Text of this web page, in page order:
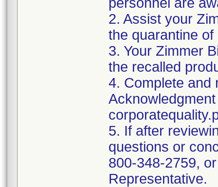
2. Assist your
the quarantine
3. Your Zimmer
the recalled
4. Complete and
5. If after
questions or
800-348-2759,
Representative.